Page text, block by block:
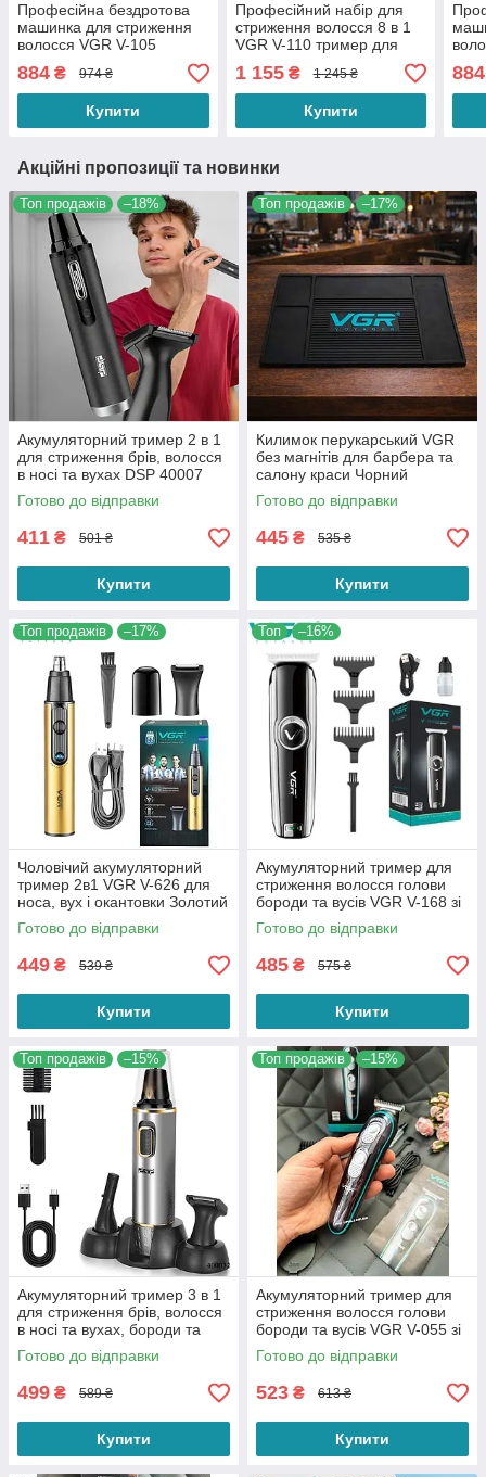
Професійна бездротова
машинка для стриження
волосся VGR V-105
вусів із насадками
884 ₴ 974 ₴
Купити
Професійний набір для
стриження волосся 8 в 1
VGR V-110 тример для
насадками
1 155₴ 1 245 ₴
Купити
884
Акційні пропозиції та новинки
Топ продажів –18%
Акумуляторний тример 2 в 1
для стриження брів, волосся
в носі та вухах DSP 40007
Black
Готово до відправки
411 ₴ 501 ₴
Купити
Топ продажів –17%
Килимок перукарський VGR
без магнітів для барбера та
салону краси Чорний
Готово до відправки
445 ₴ 535 ₴
Купити
Топ продажів –17%
Чоловічий акумуляторний
тример 2в1 VGR V-626 для
носа, вух і окантовки Золотий
Готово до відправки
449 ₴ 539 ₴
Купити
Топ –16%
Акумуляторний тример для
стриження волосся голови
бороди та вусів VGR V-168 зі
змінними насадками
Готово до відправки
485 ₴ 575 ₴
Купити
Топ продажів –15%
Акумуляторний тример 3 в 1
для стриження брів, волосся
в носі та вухах, бороди та
вусів DSP 40032
Готово до відправки
499 ₴ 589 ₴
Купити
Топ продажів –15%
Акумуляторний тример для
стриження волосся голови
бороди та вусів VGR V-055 зі
змінними насадками
Готово до відправки
523 ₴ 613 ₴
Купити